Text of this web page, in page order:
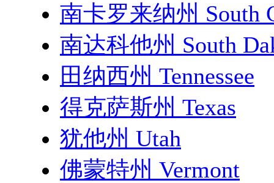
南卡罗来纳州 South
南达科他州 South
田纳西州 Tennessee
得克萨斯州 Texas
犹他州 Utah
佛蒙特州 Vermont